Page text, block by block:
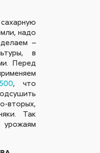
надо
–
в
Перед
, что
вторых,
Так